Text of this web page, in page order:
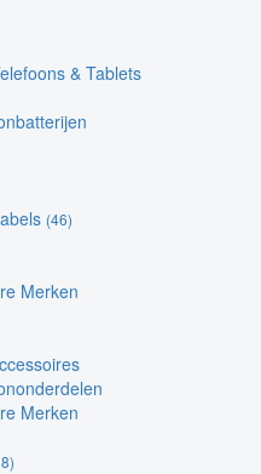
& Tablets
(46)
Merken
Merken